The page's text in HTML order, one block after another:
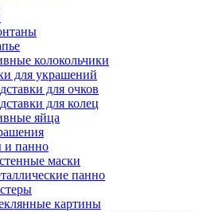
колокольчики
для украшений
для очков
для колец
яйца
и панно
маски
панно
картины